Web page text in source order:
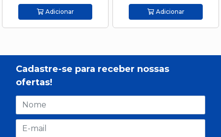
Adicionar Adicionar
Cadastre-se para receber nossas
ofertas!